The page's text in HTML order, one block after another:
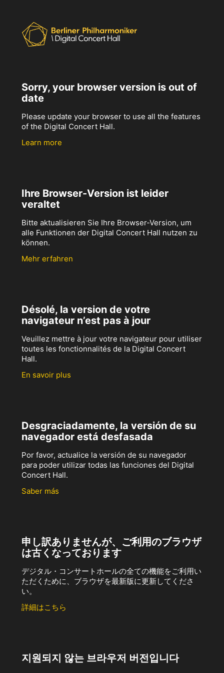
Sorry, your browser version is out of
date
Please update your browser to use all the features
of the Digital Concert Hall.
Learn more
Ihre Browser-Version ist leider
veraltet
Bitte aktualisieren Sie Ihre Browser-Version, um
alle Funktionen der Digital Concert Hall nutzen zu
können.
Mehr erfahren
Désolé, la version de votre
navigateur n’est pas à jour
Veuillez mettre à jour votre navigateur pour utiliser
toutes les fonctionnalités de la Digital Concert
Hall.
En savoir plus
Desgraciadamente, la versión de su
navegador está desfasada
Por favor, actualice la versión de su navegador
para poder utilizar todas las funciones del Digital
Concert Hall.
Saber más
申し訳ありませんが、ご利用のブラウザ
は古くなっております
デジタル・コンサートホールの全ての機能をご利用い
ただくために、ブラウザを最新版に更新してくださ
い。
詳細はこちら
지원되지 않는 브라우저 버전입니다